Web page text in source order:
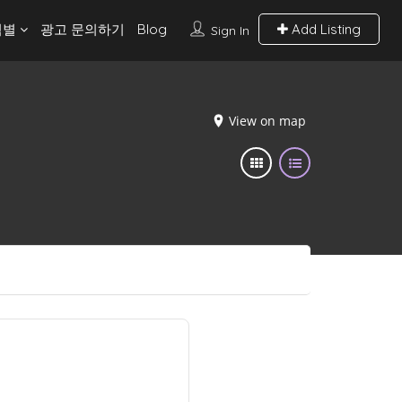
Sign In Add Listing
광고 문의하기 Blog
View on map